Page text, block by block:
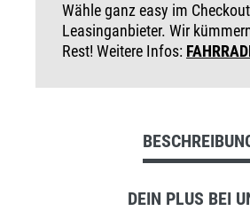
Wähle ganz easy im
Leasinganbieter. Wir
Rest! Weitere Infos:
DEIN PLUS BEI